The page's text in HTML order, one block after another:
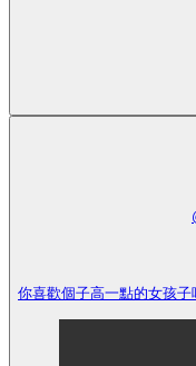
你喜歡個子高一點的女